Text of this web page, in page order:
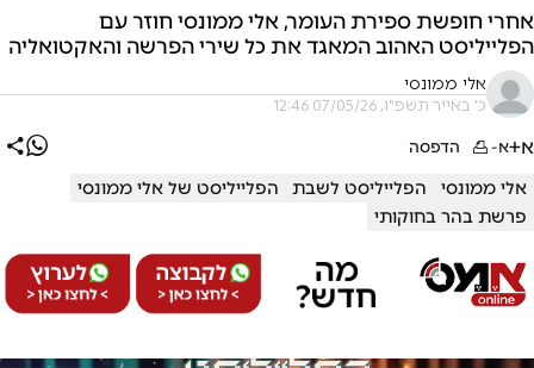
אחרי חופשת ספירת העומר, אלי ממונסי חוזר עם
הפלייליסט האהוב המאגד את כל שירי הפרשה והאקטואליה
אלי ממונסי
כ' באייר תשפ"ו, 07/05/26 12:46
א+א- הדפסה
אלי ממונסי הפלייליסט לשבת
הפלייליסט של אלי ממונסי
פרשת בהר בחוקותי